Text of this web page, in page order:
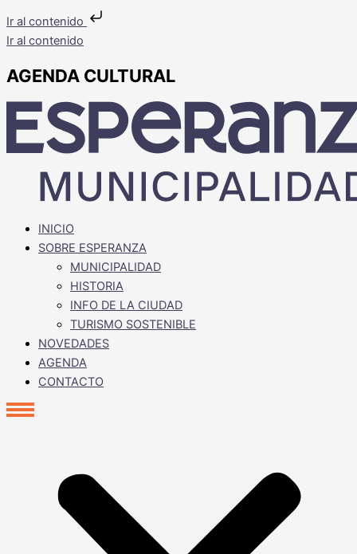
Ir al contenido
Ir al contenido
AGENDA CULTURAL
INICIO
SOBRE ESPERANZA
MUNICIPALIDAD
HISTORIA
INFO DE LA CIUDAD
TURISMO SOSTENIBLE
NOVEDADES
AGENDA
CONTACTO